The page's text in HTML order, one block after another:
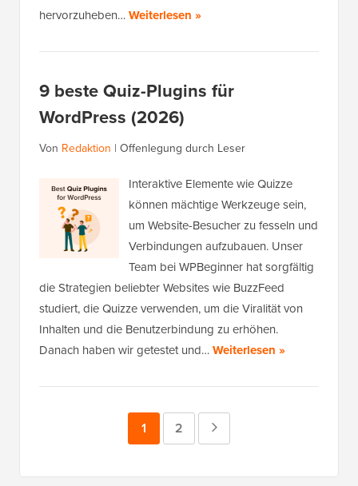
hervorzuheben…Weiterlesen »
9 beste Quiz-Plugins für
WordPress (2026)
Von Redaktion | Offenlegung durch Leser
Interaktive Elemente wie Quizze
können mächtige Werkzeuge sein,
um Website-Besucher zu fesseln und
Verbindungen aufzubauen. Unser
Team bei WPBeginner hat sorgfältig
die Strategien beliebter Websites wie BuzzFeed
studiert, die Quizze verwenden, um die Viralität von
Inhalten und die Benutzerbindung zu erhöhen.
Danach haben wir getestet und…Weiterlesen »
Seite
1 Seite
2